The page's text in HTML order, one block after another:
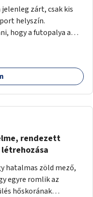
zárt, csak kis
helyszín.
hogy a futopalya a
WC-t kell biztosítani.
rendezett
hatalmas zöld mező,
egyre romlik az
hőskorának